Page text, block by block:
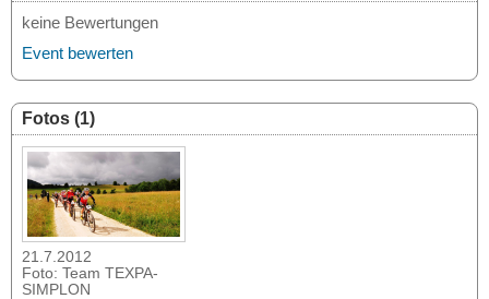
keine Bewertungen
Event bewerten
Fotos (1)
21.7.2012
Foto: Team TEXPA-
SIMPLON